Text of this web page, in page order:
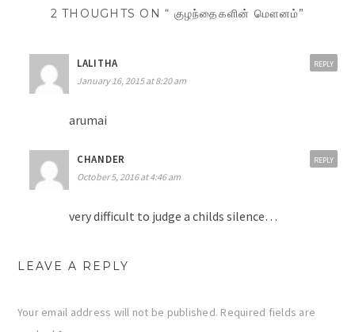
2 THOUGHTS ON “ குழந்தைகளின் மௌனம்”
LALITHA
January 16, 2015 at 8:20 am
arumai
REPLY
CHANDER
October 5, 2016 at 4:46 am
very difficult to judge a childs silence…
REPLY
LEAVE A REPLY
Your email address will not be published. Required fields are